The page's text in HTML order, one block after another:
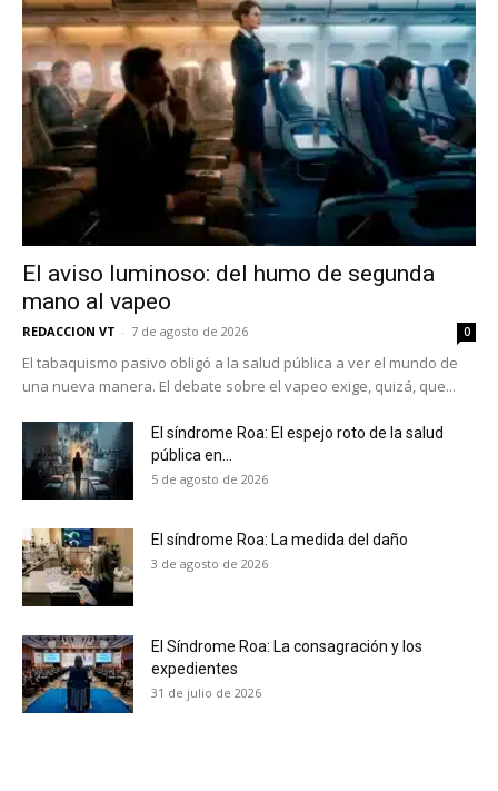
No te pierdas de las
El aviso luminoso: del humo de segunda
mano al vapeo
REDACCION VT - 7 de agosto de 2026 0
El tabaquismo pasivo obligó a la salud pública a ver el mundo de
una nueva manera. El debate sobre el vapeo exige, quizá, que...
El síndrome Roa: El espejo roto de la salud
pública en...
5 de agosto de 2026
El síndrome Roa: La medida del daño
3 de agosto de 2026
El Síndrome Roa: La consagración y los
expedientes
31 de julio de 2026